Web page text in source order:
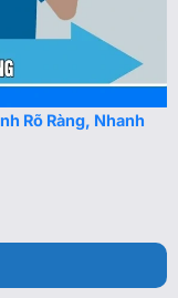
Rõ Ràng, Nhanh